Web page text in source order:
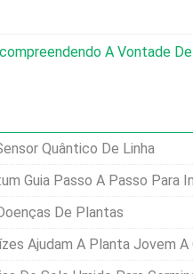
Quântico De Linha
Guia Passo A Passo Para
De Plantas
Ajudam A Planta Jovem A